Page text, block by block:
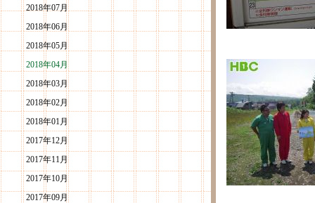
2018年07月
2018年06月
2018年05月
2018年04月
2018年03月
2018年02月
2018年01月
2017年12月
2017年11月
2017年10月
2017年09月